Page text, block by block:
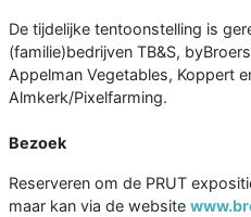
De tijdelijke tentoonstelling is
(familie)bedrijven TB&S,
Appelman Vegetables, Koppert
Almkerk/Pixelfarming.
Bezoek
Reserveren om de PRUT
maar kan via de website